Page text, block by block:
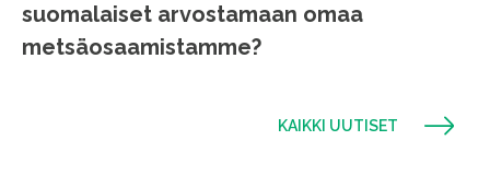
suomalaiset arvostamaan omaa
metsäosaamistamme?
KAIKKI UUTISET